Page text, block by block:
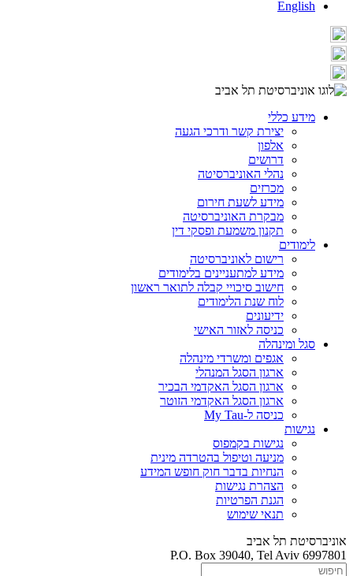
English
מידע כללי
יצירת קשר ודרכי הגעה
אלפון
דרושים
נהלי האוניברסיטה
מכרזים
מידע לשעת חירום
מבקרת האוניברסיטה
תקנון משמעת ופסקי דין
לימודים
רישום לאוניברסיטה
מידע למתעניינים בלימודים
חישוב סיכויי קבלה לתואר ראשון
לוח שנת הלימודים
ידיעונים
כניסה לאזור האישי
סגל ומינהלה
אגפים ומשרדי מינהלה
ארגון הסגל המנהלי
ארגון הסגל האקדמי הבכיר
ארגון הסגל האקדמי הזוטר
כניסה ל-My Tau
נגישות
נגישות בקמפוס
מניעה וטיפול בהטרדה מינית
הנחיות בדבר חוק חופש המידע
הצהרת נגישות
הגנת הפרטיות
תנאי שימוש
אוניברסיטת תל אביב
P.O. Box 39040, Tel Aviv 6997801